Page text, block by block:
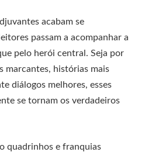
acabam se
passam a acompanhar a
pelo herói central. Seja por
marcantes, histórias mais
diálogos melhores, esses
se tornam os verdadeiros
quadrinhos e franquias